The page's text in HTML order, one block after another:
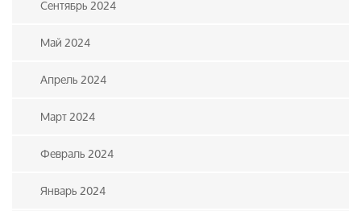
Сентябрь 2024
Май 2024
Апрель 2024
Март 2024
Февраль 2024
Январь 2024